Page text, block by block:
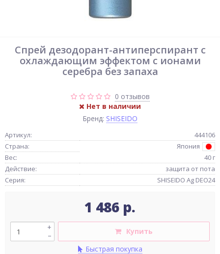
Спрей дезодорант-антиперспирант с
охлаждающим эффектом с ионами
серебра без запаха
0 отзывов
Нет в наличии
Бренд: SHISEIDO
Артикул:
444106
Страна:
Япония
Вес:
40 г
Действие:
защита от пота
Серия:
SHISEIDO Ag DEO24
1 486 р.
–
+
Купить
Быстрая покупка